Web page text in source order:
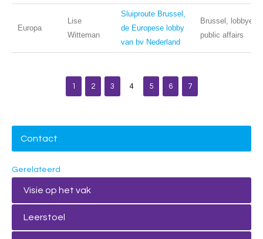
Europa
Lise
Witteman
Sluiproute Brussel,
de Europese lobby
van bv Nederland
Brussel, lobbyen,
public affairs
1 2 3 4 5 6 7
Contact
Gerelateerd
Visie op het vak
Leerstoel